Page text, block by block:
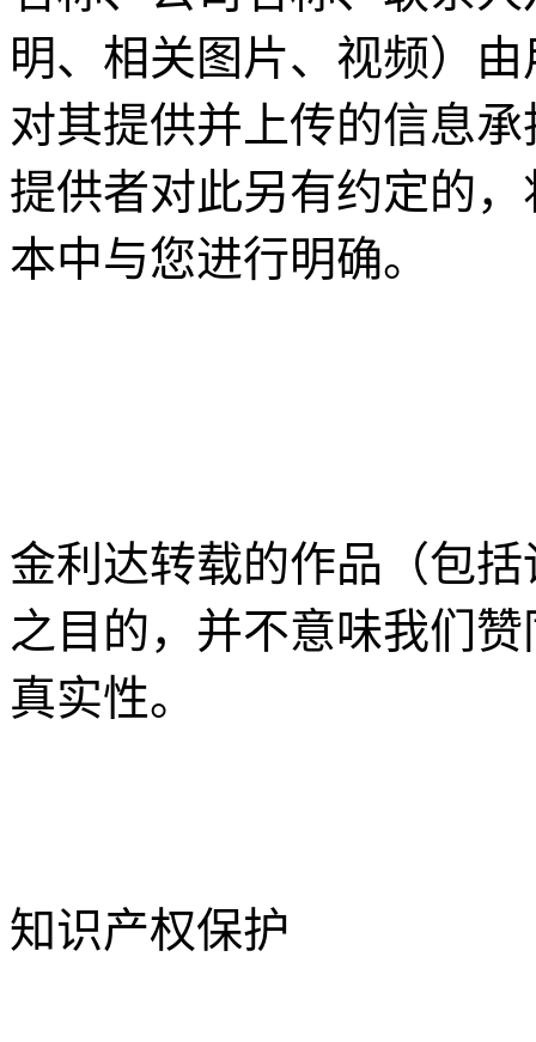
明、相关图片、视频）
对其提供并上传的信息
提供者对此另有约定的
本中与您进行明确。
金利达转载的作品（包
之目的，并不意味我们
真实性。
知识产权保护